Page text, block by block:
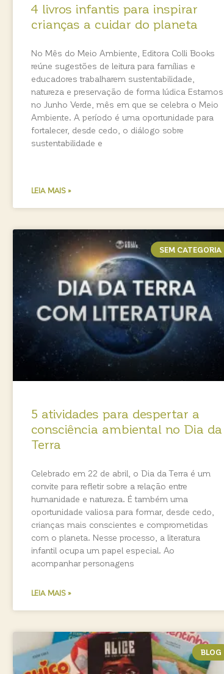
4 livros infantis para inspirar
crianças a cuidar do planeta
No Mês do Meio Ambiente, Editora Colli Books
reúne sugestões de leitura para famílias e
educadores trabalharem sustentabilidade,
natureza e preservação de forma lúdica Estamos
no Junho Verde, mês em que se celebra o Meio
Ambiente. A período é uma oportunidade para
fortalecer, desde cedo, o diálogo sobre
sustentabilidade e
LEIA MAIS »
SEM CATEGORIA
5 atividades para despertar a
consciência ambiental no Dia da
Terra
Celebrado em 22 de abril, o Dia da Terra é um
convite para refletir sobre a relação entre
humanidade e natureza. É também uma
oportunidade valiosa para formar, desde cedo,
crianças mais conscientes e comprometidas
com o planeta. Nesse processo, a literatura
infantil ocupa um papel especial. Ao
acompanhar personagens
LEIA MAIS »
BLOG